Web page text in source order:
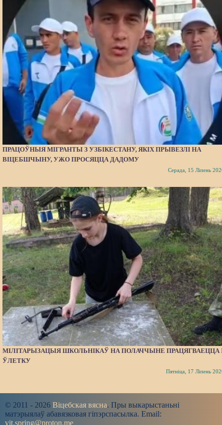
ПРАЦОЎНЫЯ МІГРАНТЫ З УЗБІКЕСТАНУ, ЯКІХ ПРЫВЕЗЛІ НА
ВІЦЕБШЧЫНУ, УЖО ПРОСЯЦЦА ДАДОМУ
Серада, 15 Ліпень
МІЛІТАРЫЗАЦЫЯ ШКОЛЬНІКАЎ НА ПОЛАЧЧЫНЕ ПРАЦЯГВАЕЦЦА
ЎЛЕТКУ
Пятніца, 17 Ліпень
© 2011 - 2026 Віцебская вясна. Пры выкарыстаньні
матэрыялаў абавязковая гіпэрспасылка. Email:
vit.spring@proton.me